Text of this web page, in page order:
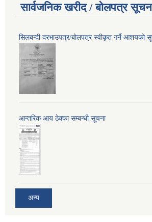
सार्वजनिक खरीद / बोलपत्र
सिलबन्दी दरभाउपत्र/बोलपत्र स्वीकृत गर्ने आशयको
आन्तरिक आय ठेक्का सम्बन्धी सूचना
अन्य